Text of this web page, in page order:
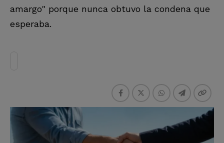
amargo" porque nunca obtuvo la condena que
esperaba.